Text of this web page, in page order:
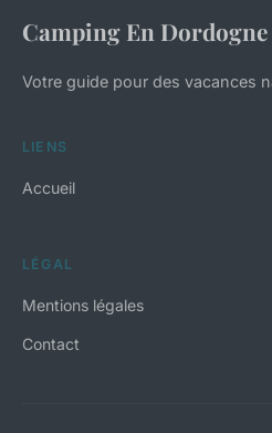
Camping En Dordogne
Votre guide pour des vacances
LIENS
Accueil
LÉGAL
Mentions légales
Contact